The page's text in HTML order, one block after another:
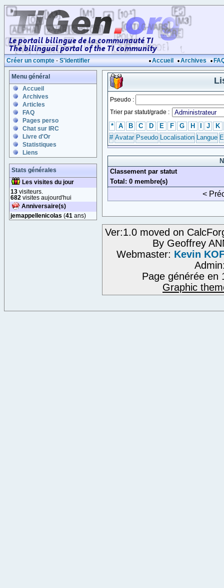
Créer un compte - S'identifier Accueil Archives
Menu général
Accueil
Archives
Articles
FAQ
Pages perso
Chat sur IRC
Livre d'Or
Statistiques
Liens
Stats générales
Les visites du jour
13 visiteurs.
682 visites aujourd'hui
Anniversaire(s)
jemappellenicolas (41 ans)
Pseudo :
Trier par statut/grade :
* A B C D E F G H J
K
# Avatar Pseudo Localisation Langue
Classement par statut
Total: 0 membre(s)
<
Ver:1.0 moved on
By Geoffrey
Webmaster: Kevin
Page générée en
Graphic